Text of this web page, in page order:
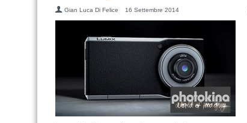
Gian Luca Di Felice 16 Settembre 2014